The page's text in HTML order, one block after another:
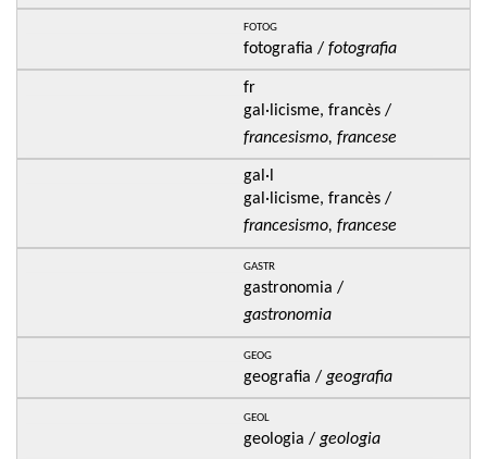
fotog
fotografia / fotografia
fr
gal·licisme, francès /
francesismo, francese
gal·l
gal·licisme, francès /
francesismo, francese
gastr
gastronomia /
gastronomia
geog
geografia / geografia
geol
geologia / geologia